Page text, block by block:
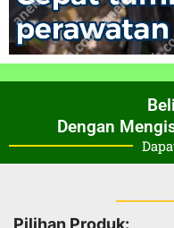
Dengan
Pilihan Produk: